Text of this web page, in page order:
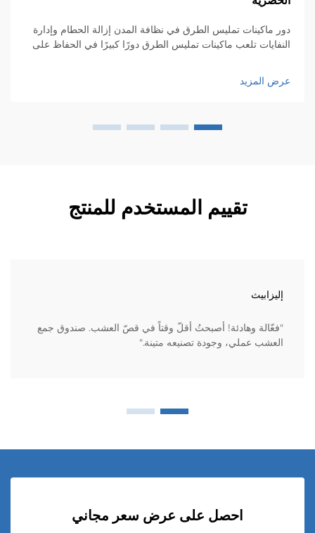
ماكينات تمليس الطرق في نظافة المدن إزالة الحطام وإدارة
تلعب ماكينات تمليس الطرق دورًا كبيرًا في الحفاظ على
والأوراق والغبار، وغير ذلك. بدون هؤلاء...
المزيد
تقييم المستخدم للمنتج
إليزابيث
"فعّالة وهادئة! أصبحتُ أقلّ وقتاً في قصّ العشب. صندوق جمع
العشب عملي، وجودة تصنيعه متينة."
احصل على عرض سعر مجاني